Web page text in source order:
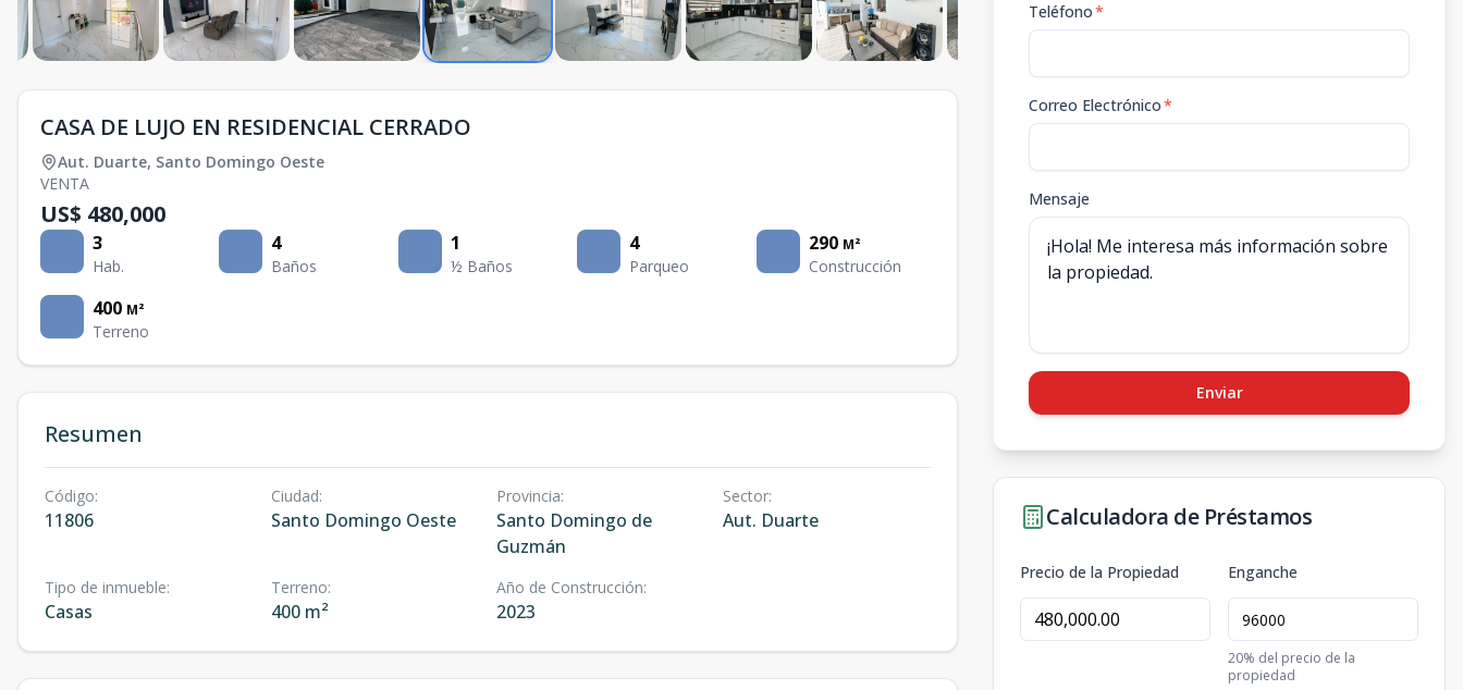
CASA DE LUJO EN RESIDENCIAL CERRADO
Aut. Duarte, Santo Domingo Oeste
VENTA
US$ 480,000
3
Hab.
4
Baños
1
½ Baños
4
Parqueo
290 M²
Construcción
400 M²
Terreno
Resumen
Código:
11806
Ciudad:
Santo Domingo Oeste
Provincia:
Santo Domingo de
Guzmán
Sector:
Aut. Duarte
Tipo de inmueble:
Casas
Terreno:
400 m²
Año de Construcción:
2023
Teléfono*
Correo Electrónico*
Mensaje
Enviar
Calculadora de Préstamos
Precio de la Propiedad Enganche
20% del precio de la
propiedad